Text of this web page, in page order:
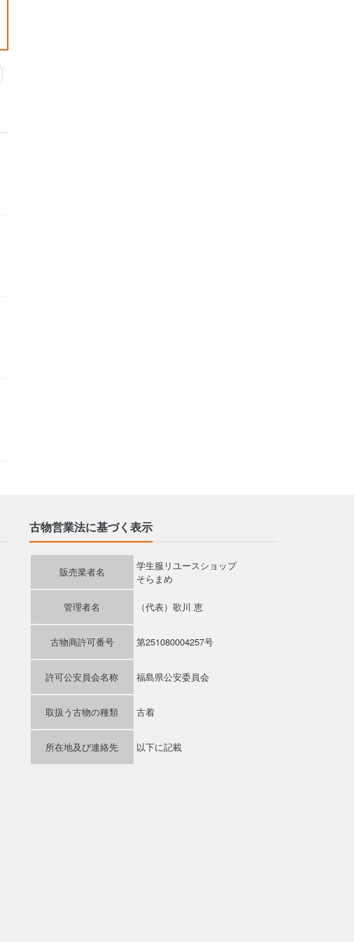
古物営業法に基づく表示
販売業者名
学生服リユースショップ
そらまめ
管理者名 （代表）歌川 恵
古物商許可番号 第251080004257号
許可公安員会名称 福島県公安委員会
取扱う古物の種類 古着
所在地及び連絡先 以下に記載